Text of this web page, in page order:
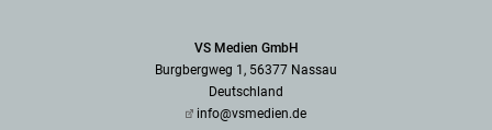
VS Medien GmbH
Burgbergweg 1, 56377 Nassau
Deutschland
info@vsmedien.de